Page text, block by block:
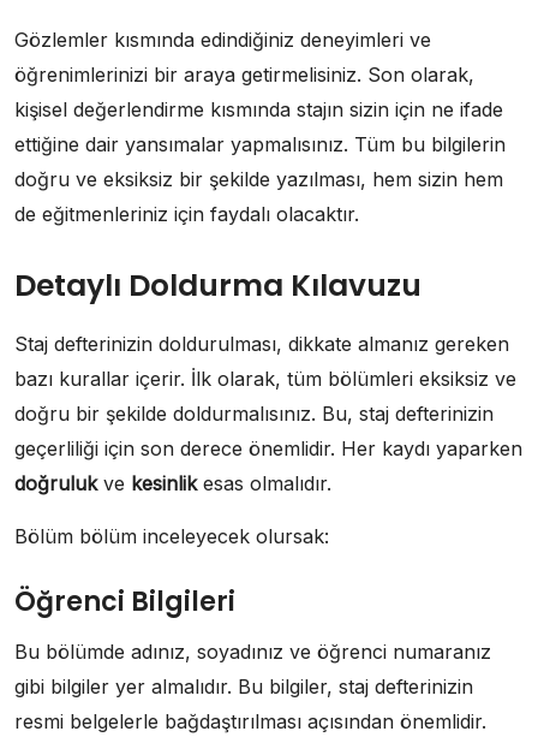
Gözlemler kısmında edindiğiniz deneyimleri ve
öğrenimlerinizi bir araya getirmelisiniz. Son olarak,
kişisel değerlendirme kısmında stajın sizin için ne ifade
ettiğine dair yansımalar yapmalısınız. Tüm bu bilgilerin
doğru ve eksiksiz bir şekilde yazılması, hem sizin hem
de eğitmenleriniz için faydalı olacaktır.
Detaylı Doldurma Kılavuzu
Staj defterinizin doldurulması, dikkate almanız gereken
bazı kurallar içerir. İlk olarak, tüm bölümleri eksiksiz ve
doğru bir şekilde doldurmalısınız. Bu, staj defterinizin
geçerliliği için son derece önemlidir. Her kaydı yaparken
doğrulukve kesinlikesas olmalıdır.
Bölüm bölüm inceleyecek olursak:
Öğrenci Bilgileri
Bu bölümde adınız, soyadınız ve öğrenci numaranız
gibi bilgiler yer almalıdır. Bu bilgiler, staj defterinizin
resmi belgelerle bağdaştırılması açısından önemlidir.